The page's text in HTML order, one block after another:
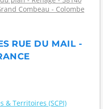
Combeau - Colombe
RUE DU MAIL -
& Territoires (SCPI)